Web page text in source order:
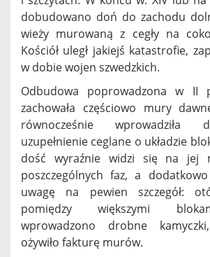
dobudowano doń do zachodu
wieży murowaną z cegły na
Kościół uległ jakiejś katastrofie,
w dobie wojen szwedzkich.
Odbudowa poprowadzona w II
zachowała częściowo mury
równocześnie wprowadziła
uzupełnienie ceglane o układzie
dość wyraźnie widzi się na jej
poszczególnych faz, a
uwagę na pewien szczegół:
pomiędzy większymi
wprowadzono drobne
ożywiło fakturę murów.